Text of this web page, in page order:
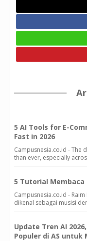
5 AI Tools for E-
Fast in 2026
Campusnesia.co.id - The
than ever, especially
5 Tutorial Membaca
Campusnesia.co.id -
dikenal sebagai musisi
Update Tren AI
Populer di AS untuk